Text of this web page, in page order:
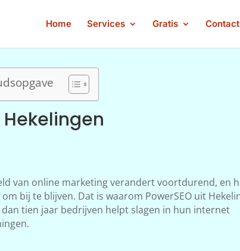
Home Services Gratis Contact
Hekelingen
van online marketing verandert voortdurend, en
bij te blijven. Dat is waarom PowerSEO uit
tien jaar bedrijven helpt slagen in hun internet